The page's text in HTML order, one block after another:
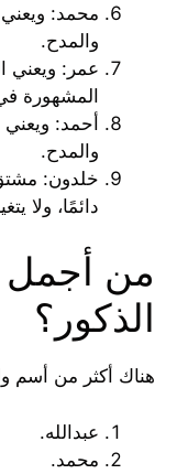
محمد: ويعني
والمدح.
عمر: ويعني
المشهورة
أحمد: ويعني
والمدح.
خلدون:
دائمًا، ولا
من أجمل
الذكور؟
هناك أكثر من أسم
عبدالله.
محمد.